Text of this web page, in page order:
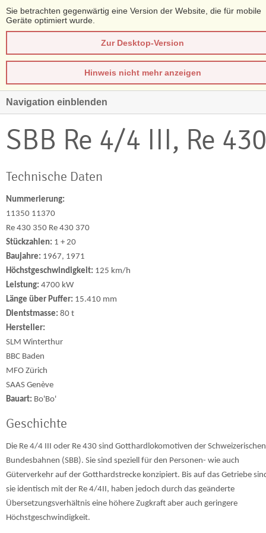
Sie betrachten gegenwärtig eine Version der Website, die für mobile
Geräte optimiert wurde.
Zur Desktop-Version
Hinweis nicht mehr anzeigen
Navigation einblenden
SBB Re 4/4 III, Re 430
Technische Daten
Nummerierung:
11350 11370
Re 430 350 Re 430 370
Stückzahlen: 1 + 20
Baujahre: 1967, 1971
Höchstgeschwindigkeit: 125 km/h
Leistung: 4700 kW
Länge über Puffer: 15.410 mm
Dientstmasse: 80 t
Hersteller:
SLM Winterthur
BBC Baden
MFO Zürich
SAAS Genève
Bauart: Bo'Bo'
Geschichte
Die Re 4/4 III oder Re 430 sind Gotthardlokomotiven der Schweizerischen
Bundesbahnen (SBB). Sie sind speziell für den Personen- wie auch
Güterverkehr auf der Gotthardstrecke konzipiert. Bis auf das Getriebe
sie identisch mit der Re 4/4II, haben jedoch durch das geänderte
Übersetzungsverhältnis eine höhere Zugkraft aber auch geringere
Höchstgeschwindigkeit.